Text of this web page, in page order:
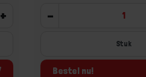
+ -
Stuk
Bestel nu!